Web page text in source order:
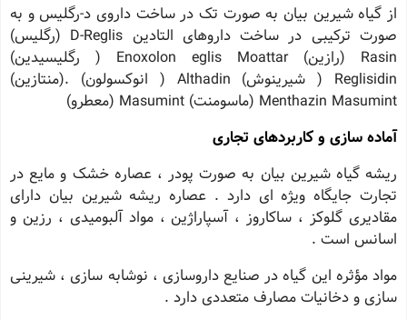
از گیاه شیرین بیان به صورت تک در ساخت داروی د-رگلیس و به
صورت ترکیبی در ساخت داروهای التادین D-Reglis (رگلیس)
Rasin (رازین) Enoxolon eglis Moattar ( رگلیسیدین)
Reglisidin ( شیرینوش) Althadin ( انوکسولون) .(منتازین)
Menthazin Masumint (ماسومنت) Masumint (معطرو)
آماده سازی و کاربردهای تجاری
ریشه گیاه شیرین بیان به صورت پودر ، عصاره خشک و مایع در
تجارت جایگاه ویژه ای دارد . عصاره ریشه شیرین بیان دارای
مقادیری گلوکز ، ساکاروز ، آسپاراژین ، مواد آلبومیدی ، رزین و
اسانس است .
مواد مؤثره این گیاه در صنایع داروسازی ، نوشابه سازی ، شیرینی
سازی و دخانیات مصارف متعددی دارد .